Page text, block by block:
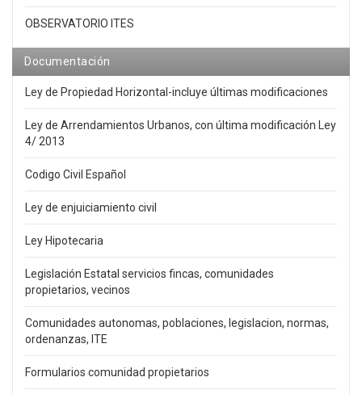
OBSERVATORIO ITES
Documentación
Ley de Propiedad Horizontal-incluye últimas modificaciones
Ley de Arrendamientos Urbanos, con última modificación Ley
4/ 2013
Codigo Civil Español
Ley de enjuiciamiento civil
Ley Hipotecaria
Legislación Estatal servicios fincas, comunidades
propietarios, vecinos
Comunidades autonomas, poblaciones, legislacion, normas,
ordenanzas, ITE
Formularios comunidad propietarios